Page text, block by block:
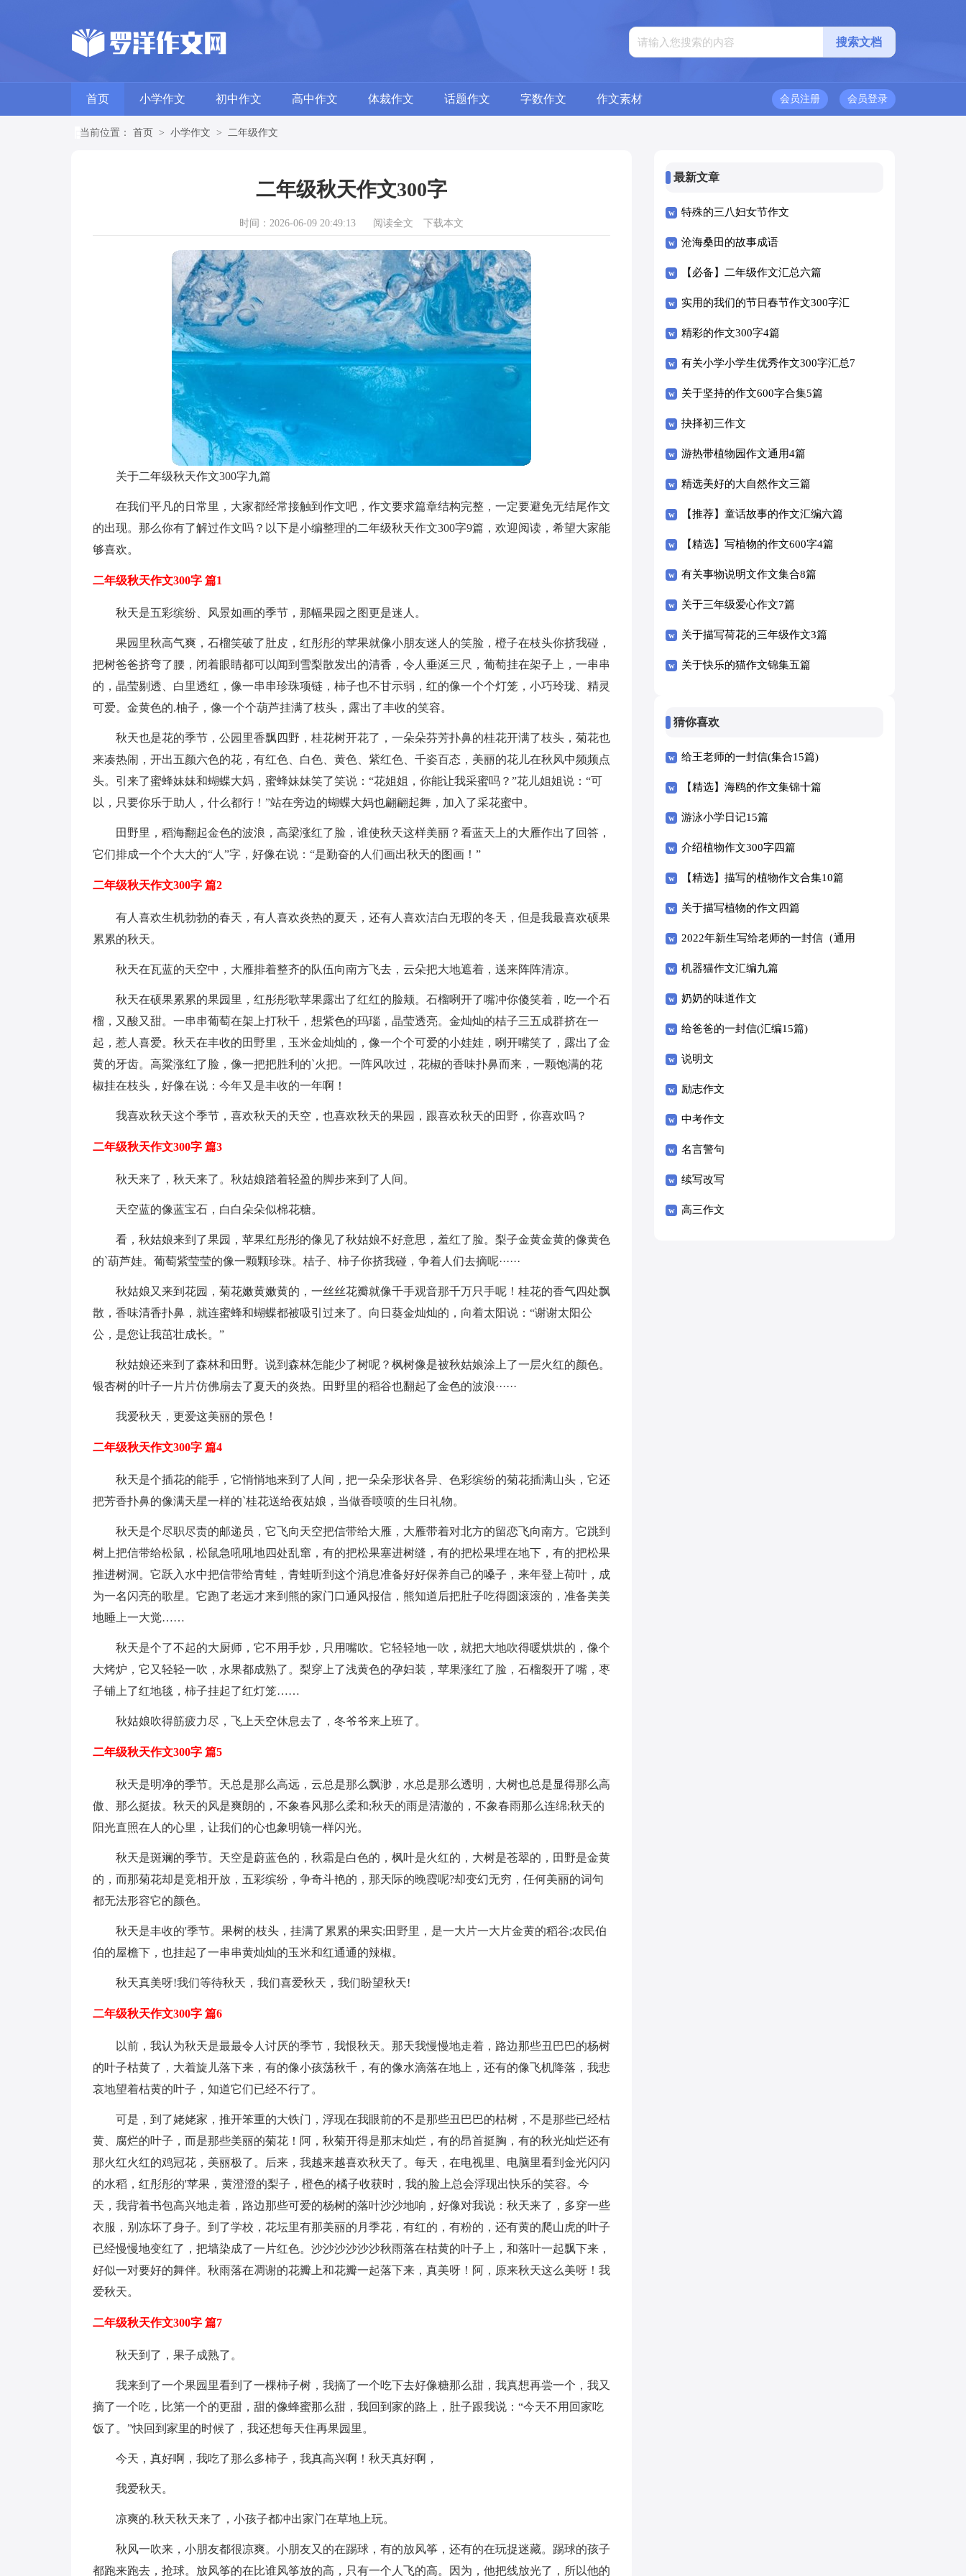
首页 小学作文 初中作文 高中作文 体裁作文 话题作文 字数作文 作文素材 会员登录
会员注册
当前位置： 首页 > 小学作文 > 二年级作文
二年级秋天作文300字
时间：2026-06-09 20:49:13 阅读全文 下载本文
关于二年级秋天作文300字九篇
在我们平凡的日常里，大家都经常接触到作文吧，作文要求篇章结构完整，一定要避免无结尾作文
的出现。那么你有了解过作文吗？以下是小编整理的二年级秋天作文300字9篇，欢迎阅读，希望大家能
够喜欢。
二年级秋天作文300字 篇1
秋天是五彩缤纷、风景如画的季节，那幅果园之图更是迷人。
果园里秋高气爽，石榴笑破了肚皮，红彤彤的苹果就像小朋友迷人的笑脸，橙子在枝头你挤我碰，
把树爸爸挤弯了腰，闭着眼睛都可以闻到雪梨散发出的清香，令人垂涎三尺，葡萄挂在架子上，一串串
的，晶莹剔透、白里透红，像一串串珍珠项链，柿子也不甘示弱，红的像一个个灯笼，小巧玲珑、精灵
可爱。金黄色的.柚子，像一个个葫芦挂满了枝头，露出了丰收的笑容。
秋天也是花的季节，公园里香飘四野，桂花树开花了，一朵朵芬芳扑鼻的桂花开满了枝头，菊花也
来凑热闹，开出五颜六色的花，有红色、白色、黄色、紫红色、千姿百态，美丽的花儿在秋风中频频点
头。引来了蜜蜂妹妹和蝴蝶大妈，蜜蜂妹妹笑了笑说：“花姐姐，你能让我采蜜吗？”花儿姐姐说：“可
以，只要你乐于助人，什么都行！”站在旁边的蝴蝶大妈也翩翩起舞，加入了采花蜜中。
田野里，稻海翻起金色的波浪，高梁涨红了脸，谁使秋天这样美丽？看蓝天上的大雁作出了回答，
它们排成一个个大大的“人”字，好像在说：“是勤奋的人们画出秋天的图画！”
二年级秋天作文300字 篇2
有人喜欢生机勃勃的春天，有人喜欢炎热的夏天，还有人喜欢洁白无瑕的冬天，但是我最喜欢硕果
累累的秋天。
秋天在瓦蓝的天空中，大雁排着整齐的队伍向南方飞去，云朵把大地遮着，送来阵阵清凉。
秋天在硕果累累的果园里，红彤彤歌苹果露出了红红的脸颊。石榴咧开了嘴冲你傻笑着，吃一个石
榴，又酸又甜。一串串葡萄在架上打秋千，想紫色的玛瑙，晶莹透亮。金灿灿的桔子三五成群挤在一
起，惹人喜爱。秋天在丰收的田野里，玉米金灿灿的，像一个个可爱的小娃娃，咧开嘴笑了，露出了金
黄的牙齿。高粱涨红了脸，像一把把胜利的`火把。一阵风吹过，花椒的香味扑鼻而来，一颗饱满的花
椒挂在枝头，好像在说：今年又是丰收的一年啊！
我喜欢秋天这个季节，喜欢秋天的天空，也喜欢秋天的果园，跟喜欢秋天的田野，你喜欢吗？
二年级秋天作文300字 篇3
秋天来了，秋天来了。秋姑娘踏着轻盈的脚步来到了人间。
天空蓝的像蓝宝石，白白朵朵似棉花糖。
看，秋姑娘来到了果园，苹果红彤彤的像见了秋姑娘不好意思，羞红了脸。梨子金黄金黄的像黄色
的`葫芦娃。葡萄紫莹莹的像一颗颗珍珠。桔子、柿子你挤我碰，争着人们去摘呢······
秋姑娘又来到花园，菊花嫩黄嫩黄的，一丝丝花瓣就像千手观音那千万只手呢！桂花的香气四处飘
散，香味清香扑鼻，就连蜜蜂和蝴蝶都被吸引过来了。向日葵金灿灿的，向着太阳说：“谢谢太阳公
公，是您让我茁壮成长。”
秋姑娘还来到了森林和田野。说到森林怎能少了树呢？枫树像是被秋姑娘涂上了一层火红的颜色。
银杏树的叶子一片片仿佛扇去了夏天的炎热。田野里的稻谷也翻起了金色的波浪······
我爱秋天，更爱这美丽的景色！
二年级秋天作文300字 篇4
秋天是个插花的能手，它悄悄地来到了人间，把一朵朵形状各异、色彩缤纷的菊花插满山头，它还
把芳香扑鼻的像满天星一样的`桂花送给夜姑娘，当做香喷喷的生日礼物。
秋天是个尽职尽责的邮递员，它飞向天空把信带给大雁，大雁带着对北方的留恋飞向南方。它跳到
树上把信带给松鼠，松鼠急吼吼地四处乱窜，有的把松果塞进树缝，有的把松果埋在地下，有的把松果
推进树洞。它跃入水中把信带给青蛙，青蛙听到这个消息准备好好保养自己的嗓子，来年登上荷叶，成
为一名闪亮的歌星。它跑了老远才来到熊的家门口通风报信，熊知道后把肚子吃得圆滚滚的，准备美美
地睡上一大觉……
秋天是个了不起的大厨师，它不用手炒，只用嘴吹。它轻轻地一吹，就把大地吹得暖烘烘的，像个
大烤炉，它又轻轻一吹，水果都成熟了。梨穿上了浅黄色的孕妇装，苹果涨红了脸，石榴裂开了嘴，枣
子铺上了红地毯，柿子挂起了红灯笼……
秋姑娘吹得筋疲力尽，飞上天空休息去了，冬爷爷来上班了。
二年级秋天作文300字 篇5
秋天是明净的季节。天总是那么高远，云总是那么飘渺，水总是那么透明，大树也总是显得那么高
傲、那么挺拔。秋天的风是爽朗的，不象春风那么柔和;秋天的雨是清澈的，不象春雨那么连绵;秋天的
阳光直照在人的心里，让我们的心也象明镜一样闪光。
秋天是斑斓的季节。天空是蔚蓝色的，秋霜是白色的，枫叶是火红的，大树是苍翠的，田野是金黄
的，而那菊花却是竞相开放，五彩缤纷，争奇斗艳的，那天际的晚霞呢?却变幻无穷，任何美丽的词句
都无法形容它的颜色。
秋天是丰收的'季节。果树的枝头，挂满了累累的果实;田野里，是一大片一大片金黄的稻谷;农民伯
伯的屋檐下，也挂起了一串串黄灿灿的玉米和红通通的辣椒。
秋天真美呀!我们等待秋天，我们喜爱秋天，我们盼望秋天!
二年级秋天作文300字 篇6
以前，我认为秋天是最最令人讨厌的季节，我恨秋天。那天我慢慢地走着，路边那些丑巴巴的杨树
的叶子枯黄了，大着旋儿落下来，有的像小孩荡秋千，有的像水滴落在地上，还有的像飞机降落，我悲
哀地望着枯黄的叶子，知道它们已经不行了。
可是，到了姥姥家，推开笨重的大铁门，浮现在我眼前的不是那些丑巴巴的枯树，不是那些已经枯
黄、腐烂的叶子，而是那些美丽的菊花！阿，秋菊开得是那末灿烂，有的昂首挺胸，有的秋光灿烂还有
那火红火红的鸡冠花，美丽极了。后来，我越来越喜欢秋天了。每天，在电视里、电脑里看到金光闪闪
的水稻，红彤彤的'苹果，黄澄澄的梨子，橙色的橘子收获时，我的脸上总会浮现出快乐的笑容。今
天，我背着书包高兴地走着，路边那些可爱的杨树的落叶沙沙地响，好像对我说：秋天来了，多穿一些
衣服，别冻坏了身子。到了学校，花坛里有那美丽的月季花，有红的，有粉的，还有黄的爬山虎的叶子
已经慢慢地变红了，把墙染成了一片红色。沙沙沙沙沙沙秋雨落在枯黄的叶子上，和落叶一起飘下来，
好似一对要好的舞伴。秋雨落在凋谢的花瓣上和花瓣一起落下来，真美呀！阿，原来秋天这么美呀！我
爱秋天。
二年级秋天作文300字 篇7
秋天到了，果子成熟了。
我来到了一个果园里看到了一棵柿子树，我摘了一个吃下去好像糖那么甜，我真想再尝一个，我又
摘了一个吃，比第一个的更甜，甜的像蜂蜜那么甜，我回到家的路上，肚子跟我说：“今天不用回家吃
饭了。”快回到家里的时候了，我还想每天住再果园里。
今天，真好啊，我吃了那么多柿子，我真高兴啊！秋天真好啊，
我爱秋天。
凉爽的.秋天秋天来了，小孩子都冲出家门在草地上玩。
秋风一吹来，小朋友都很凉爽。小朋友又的在踢球，有的放风筝，还有的在玩捉迷藏。踢球的孩子
都跑来跑去，抢球。放风筝的在比谁风筝放的高，只有一个人飞的高。因为，他把线放光了，所以他的
最新文章
特殊的三八妇女节作文
沧海桑田的故事成语
【必备】二年级作文汇总六篇
实用的我们的节日春节作文300字汇
编十篇
精彩的作文300字4篇
有关小学小学生优秀作文300字汇总7
篇
关于坚持的作文600字合集5篇
抉择初三作文
游热带植物园作文通用4篇
精选美好的大自然作文三篇
【推荐】童话故事的作文汇编六篇
【精选】写植物的作文600字4篇
有关事物说明文作文集合8篇
关于三年级爱心作文7篇
关于描写荷花的三年级作文3篇
关于快乐的猫作文锦集五篇
猜你喜欢
给王老师的一封信(集合15篇)
【精选】海鸥的作文集锦十篇
游泳小学日记15篇
介绍植物作文300字四篇
【精选】描写的植物作文合集10篇
关于描写植物的作文四篇
2022年新生写给老师的一封信（通用
8篇）
机器猫作文汇编九篇
奶奶的味道作文
给爸爸的一封信(汇编15篇)
说明文
励志作文
中考作文
名言警句
续写改写
高三作文